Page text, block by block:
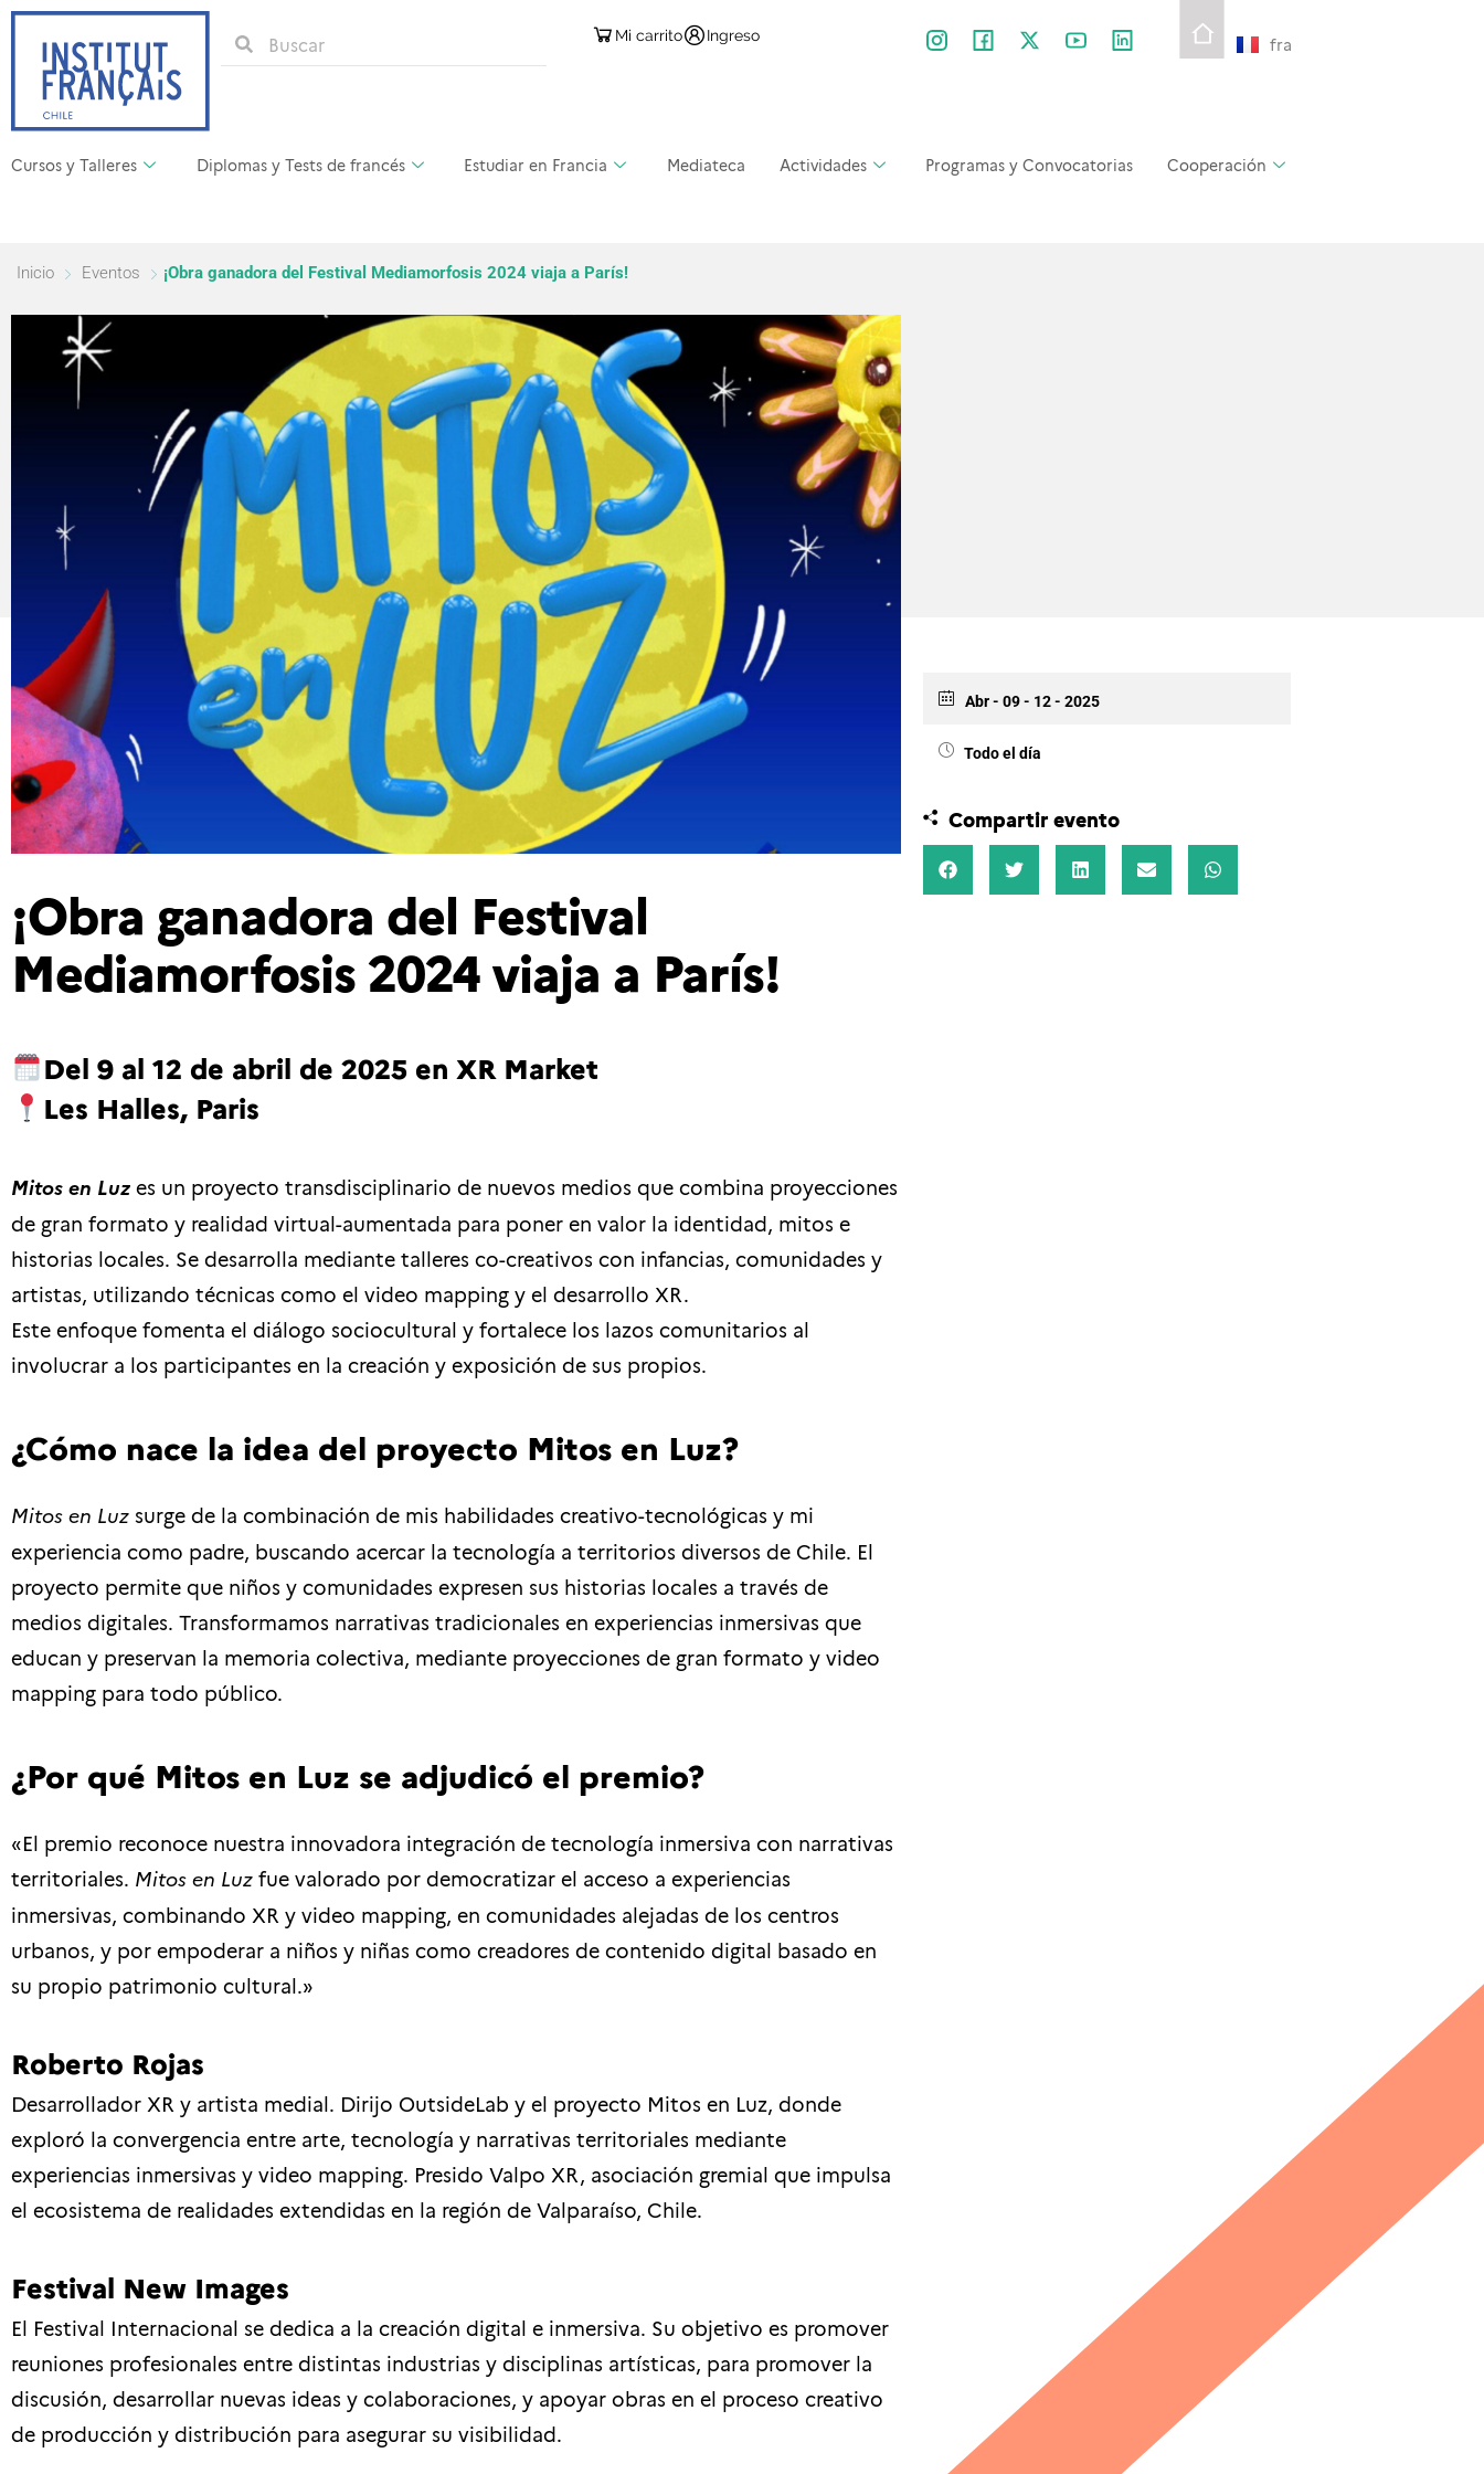
Mi carrito Ingreso fra
Cursos y Talleres Diplomas y Tests de francés Estudiar en Francia Mediateca Actividades Programas y Convocatorias Cooperación
Inicio Eventos ¡Obra ganadora del Festival Mediamorfosis 2024 viaja a París!
¡Obra ganadora del Festival
Mediamorfosis 2024 viaja a París!
Del 9 al 12 de abril de 2025 en XR Market
Les Halles, Paris
Mitos en Luz es un proyecto transdisciplinario de nuevos medios que combina proyecciones
de gran formato y realidad virtual-aumentada para poner en valor la identidad, mitos e
historias locales. Se desarrolla mediante talleres co-creativos con infancias, comunidades y
artistas, utilizando técnicas como el video mapping y el desarrollo XR.
Este enfoque fomenta el diálogo sociocultural y fortalece los lazos comunitarios al
involucrar a los participantes en la creación y exposición de sus propios.
¿Cómo nace la idea del proyecto Mitos en Luz?
Mitos en Luz surge de la combinación de mis habilidades creativo-tecnológicas y mi
experiencia como padre, buscando acercar la tecnología a territorios diversos de Chile. El
proyecto permite que niños y comunidades expresen sus historias locales a través de
medios digitales. Transformamos narrativas tradicionales en experiencias inmersivas que
educan y preservan la memoria colectiva, mediante proyecciones de gran formato y video
mapping para todo público.
¿Por qué Mitos en Luz se adjudicó el premio?
«El premio reconoce nuestra innovadora integración de tecnología inmersiva con narrativas
territoriales. Mitos en Luz fue valorado por democratizar el acceso a experiencias
inmersivas, combinando XR y video mapping, en comunidades alejadas de los centros
urbanos, y por empoderar a niños y niñas como creadores de contenido digital basado en
su propio patrimonio cultural.»
Roberto Rojas
Desarrollador XR y artista medial. Dirijo OutsideLab y el proyecto Mitos en Luz, donde
exploró la convergencia entre arte, tecnología y narrativas territoriales mediante
experiencias inmersivas y video mapping. Presido Valpo XR, asociación gremial que impulsa
el ecosistema de realidades extendidas en la región de Valparaíso, Chile.
Festival New Images
El Festival Internacional se dedica a la creación digital e inmersiva. Su objetivo es promover
reuniones profesionales entre distintas industrias y disciplinas artísticas, para promover la
discusión, desarrollar nuevas ideas y colaboraciones, y apoyar obras en el proceso creativo
de producción y distribución para asegurar su visibilidad.
Abr - 09 - 12 - 2025
Todo el día
Compartir evento